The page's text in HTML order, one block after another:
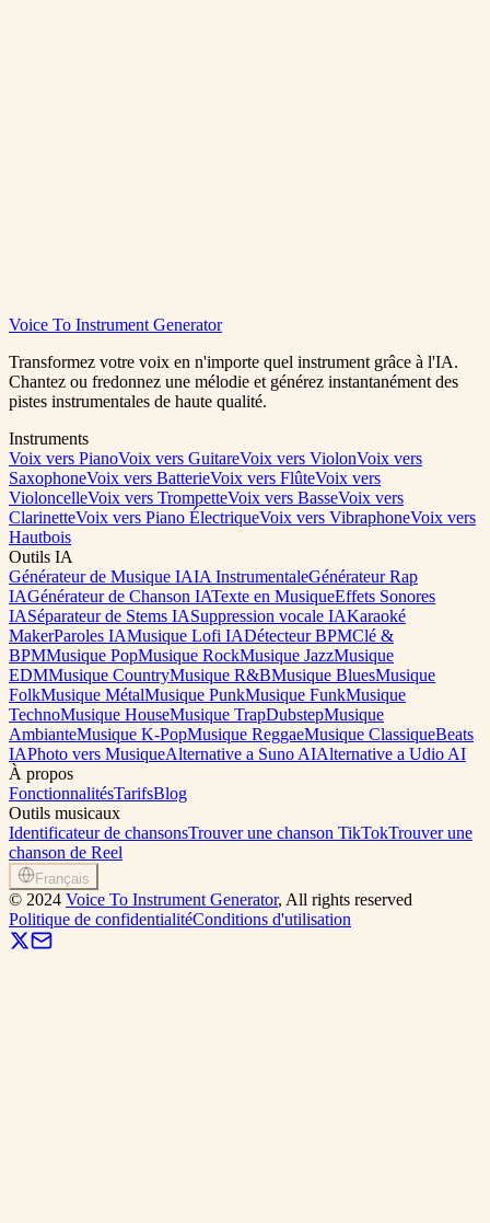
0:00/0:00
Voice To Instrument Generator
Transformez votre voix en n'importe quel instrument grâce à l'IA.
Chantez ou fredonnez une mélodie et générez instantanément des
pistes instrumentales de haute qualité.
Instruments
Voix vers PianoVoix vers GuitareVoix vers ViolonVoix vers
SaxophoneVoix vers BatterieVoix vers FlûteVoix vers
VioloncelleVoix vers TrompetteVoix vers BasseVoix vers
ClarinetteVoix vers Piano ÉlectriqueVoix vers VibraphoneVoix vers
Hautbois
Outils IA
Générateur de Musique IAIA InstrumentaleGénérateur Rap
IAGénérateur de Chanson IATexte en MusiqueEffets Sonores
IASéparateur de Stems IASuppression vocale IAKaraoké
MakerParoles IAMusique Lofi IADétecteur BPMClé &
BPMMusique PopMusique RockMusique JazzMusique
EDMMusique CountryMusique R&BMusique BluesMusique
FolkMusique MétalMusique PunkMusique FunkMusique
TechnoMusique HouseMusique TrapDubstepMusique
AmbianteMusique K-PopMusique ReggaeMusique ClassiqueBeats
IAPhoto vers MusiqueAlternative a Suno AIAlternative a Udio AI
À propos
FonctionnalitésTarifsBlog
Outils musicaux
Identificateur de chansonsTrouver une chanson TikTokTrouver une
chanson de Reel
Français
© 2024 Voice To Instrument Generator, All rights reserved
Politique de confidentialitéConditions d'utilisation